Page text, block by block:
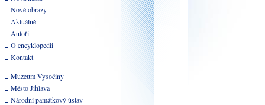
Nové obrazy
Aktuálně
Autoři
O encyklopedii
Kontakt
Muzeum Vysočiny
Město Jihlava
Národní památkový ústav